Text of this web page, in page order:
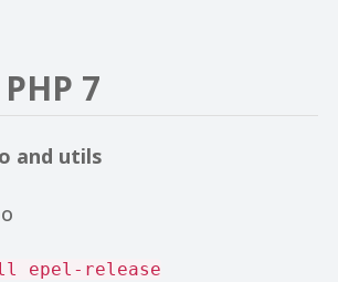
7
and utils
epel-release